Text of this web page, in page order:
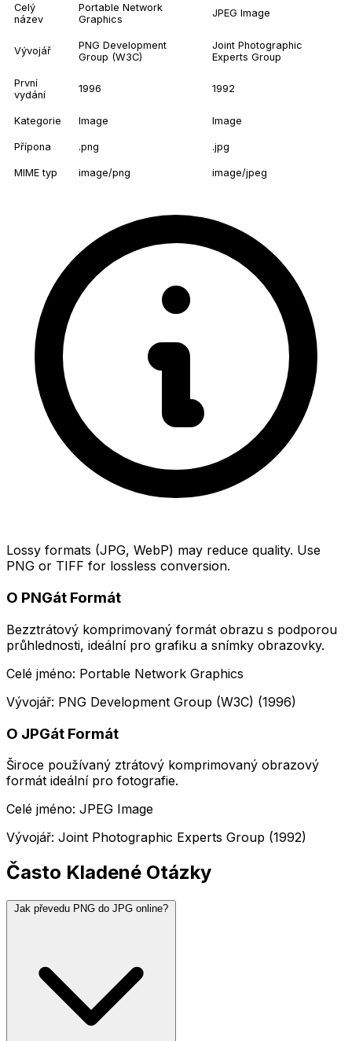
Celý
název
Portable Network
Graphics
JPEG Image
Vývojář
PNG Development
Group (W3C)
Joint Photographic
Experts Group
První
vydání
1996 1992
Kategorie Image Image
Přípona .png .jpg
MIME typ image/png image/jpeg
Lossy formats (JPG, WebP) may reduce quality. Use
PNG or TIFF for lossless conversion.
O PNGát Formát
Bezztrátový komprimovaný formát obrazu s podporou
průhlednosti, ideální pro grafiku a snímky obrazovky.
Celé jméno: Portable Network Graphics
Vývojář: PNG Development Group (W3C) (1996)
O JPGát Formát
Široce používaný ztrátový komprimovaný obrazový
formát ideální pro fotografie.
Celé jméno: JPEG Image
Vývojář: Joint Photographic Experts Group (1992)
Často Kladené Otázky
Jak převedu PNG do JPG online?